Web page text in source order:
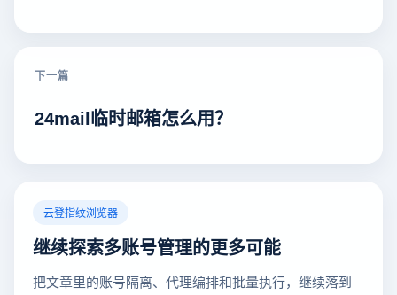
下一篇
24mail临时邮箱怎么用？
云登指纹浏览器
继续探索多账号管理的更多可能
把文章里的账号隔离、代理编排和批量执行，继续落到